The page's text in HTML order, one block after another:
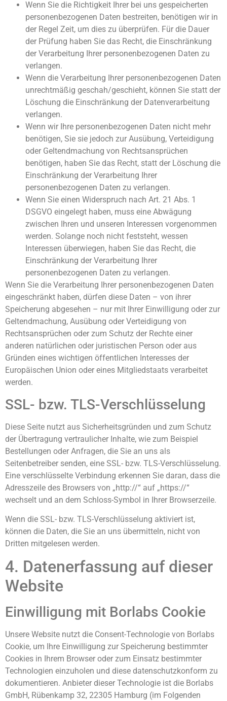
Wenn Sie die Richtigkeit Ihrer bei uns gespeicherten
personenbezogenen Daten bestreiten, benötigen wir in
der Regel Zeit, um dies zu überprüfen. Für die Dauer
der Prüfung haben Sie das Recht, die Einschränkung
der Verarbeitung Ihrer personenbezogenen Daten zu
verlangen.
Wenn die Verarbeitung Ihrer personenbezogenen Daten
unrechtmäßig geschah/geschieht, können Sie statt der
Löschung die Einschränkung der Datenverarbeitung
verlangen.
Wenn wir Ihre personenbezogenen Daten nicht mehr
benötigen, Sie sie jedoch zur Ausübung, Verteidigung
oder Geltendmachung von Rechtsansprüchen
benötigen, haben Sie das Recht, statt der Löschung die
Einschränkung der Verarbeitung Ihrer
personenbezogenen Daten zu verlangen.
Wenn Sie einen Widerspruch nach Art. 21 Abs. 1
DSGVO eingelegt haben, muss eine Abwägung
zwischen Ihren und unseren Interessen vorgenommen
werden. Solange noch nicht feststeht, wessen
Interessen überwiegen, haben Sie das Recht, die
Einschränkung der Verarbeitung Ihrer
personenbezogenen Daten zu verlangen.
Wenn Sie die Verarbeitung Ihrer personenbezogenen Daten
eingeschränkt haben, dürfen diese Daten – von ihrer
Speicherung abgesehen – nur mit Ihrer Einwilligung oder zur
Geltendmachung, Ausübung oder Verteidigung von
Rechtsansprüchen oder zum Schutz der Rechte einer
anderen natürlichen oder juristischen Person oder aus
Gründen eines wichtigen öffentlichen Interesses der
Europäischen Union oder eines Mitgliedstaats verarbeitet
werden.
SSL- bzw. TLS-Verschlüsselung
Diese Seite nutzt aus Sicherheitsgründen und zum Schutz
der Übertragung vertraulicher Inhalte, wie zum Beispiel
Bestellungen oder Anfragen, die Sie an uns als
Seitenbetreiber senden, eine SSL- bzw. TLS-Verschlüsselung.
Eine verschlüsselte Verbindung erkennen Sie daran, dass die
Adresszeile des Browsers von „http://“ auf „https://“
wechselt und an dem Schloss-Symbol in Ihrer Browserzeile.
Wenn die SSL- bzw. TLS-Verschlüsselung aktiviert ist,
können die Daten, die Sie an uns übermitteln, nicht von
Dritten mitgelesen werden.
4. Datenerfassung auf dieser
Website
Einwilligung mit Borlabs Cookie
Unsere Website nutzt die Consent-Technologie von Borlabs
Cookie, um Ihre Einwilligung zur Speicherung bestimmter
Cookies in Ihrem Browser oder zum Einsatz bestimmter
Technologien einzuholen und diese datenschutzkonform zu
dokumentieren. Anbieter dieser Technologie ist die Borlabs
GmbH, Rübenkamp 32, 22305 Hamburg (im Folgenden